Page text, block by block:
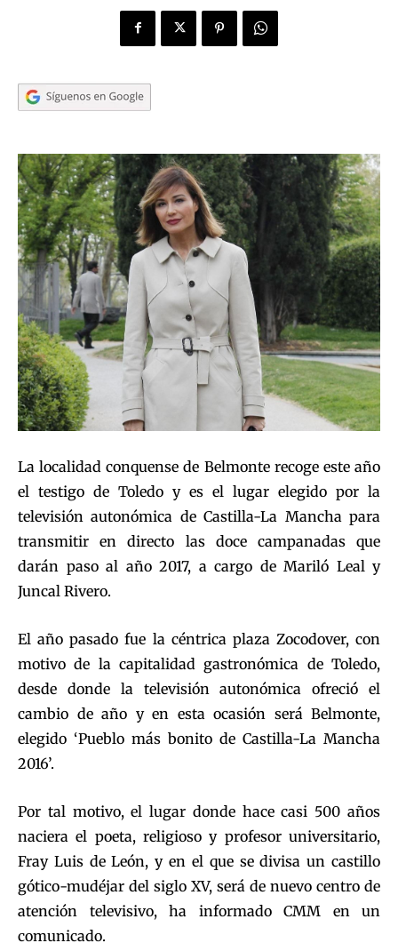
La localidad conquense de Belmonte recoge este año
el testigo de Toledo y es el lugar elegido por la
televisión autonómica de Castilla-La Mancha para
transmitir en directo las doce campanadas que
darán paso al año 2017, a cargo de Mariló Leal y
Juncal Rivero.
El año pasado fue la céntrica plaza Zocodover, con
motivo de la capitalidad gastronómica de Toledo,
desde donde la televisión autonómica ofreció el
cambio de año y en esta ocasión será Belmonte,
elegido ‘Pueblo más bonito de Castilla-La Mancha
2016’.
Por tal motivo, el lugar donde hace casi 500 años
naciera el poeta, religioso y profesor universitario,
Fray Luis de León, y en el que se divisa un castillo
gótico-mudéjar del siglo XV, será de nuevo centro de
atención televisivo, ha informado CMM en un
comunicado.